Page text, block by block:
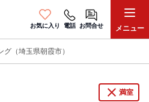
お気に入り 電話 お問合せ メニュー
（埼玉県朝霞市）
close 満室